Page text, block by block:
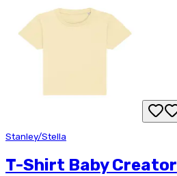
Stanley/Stella
T-Shirt Baby Creator